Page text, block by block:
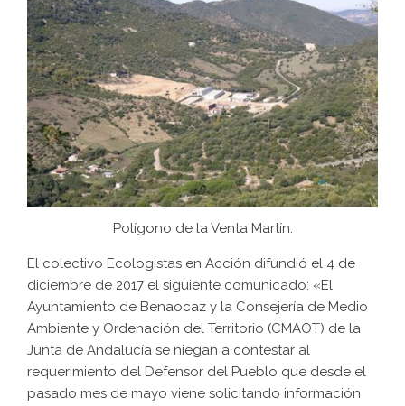
Polígono de la Venta Martín.
El colectivo Ecologistas en Acción difundió el 4 de
diciembre de 2017 el siguiente comunicado: «El
Ayuntamiento de Benaocaz y la Consejería de Medio
Ambiente y Ordenación del Territorio (CMAOT) de la
Junta de Andalucía se niegan a contestar al
requerimiento del Defensor del Pueblo que desde el
pasado mes de mayo viene solicitando información